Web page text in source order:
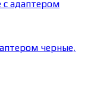
черные,